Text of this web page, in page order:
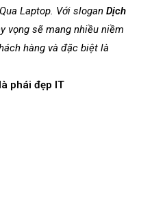
Laptop. Với slogan Dịch
vọng sẽ mang nhiều niềm
hàng và đặc biệt là
phái đẹp IT